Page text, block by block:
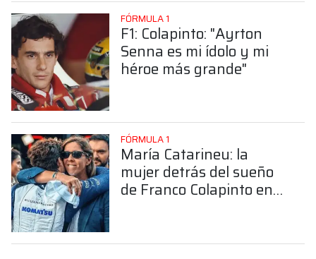
FÓRMULA 1
F1: Colapinto: "Ayrton
Senna es mi ídolo y mi
héroe más grande"
FÓRMULA 1
María Catarineu: la
mujer detrás del sueño
de Franco Colapinto en